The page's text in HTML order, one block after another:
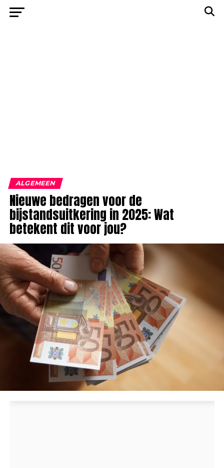
ALGEMEEN
Nieuwe bedragen voor de
bijstandsuitkering in 2025: Wat
betekent dit voor jou?